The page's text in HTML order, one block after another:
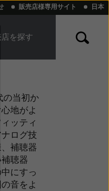
販売店様専用サイト 日本
店を探す
の当初か
地がよ
ッティ
ログ技
補聴器
聴器
にすっ
音をよ